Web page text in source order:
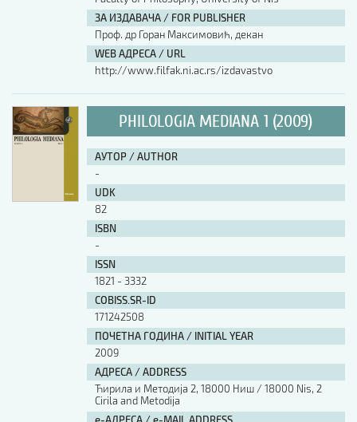
ЗА ИЗДАВАЧА / FOR PUBLISHER
Проф. др Горан Максимовић, декан
WEB АДРЕСА / URL
http://www.filfak.ni.ac.rs/izdavastvo
PHILOLOGIA MEDIANA 1 (2009)
АУТОР / AUTHOR
-
UDK
82
ISBN
-
ISSN
1821 - 3332
COBISS.SR-ID
171242508
ПОЧЕТНА ГОДИНА / INITIAL YEAR
2009
АДРЕСА / ADDRESS
Ћирила и Методија 2, 18000 Ниш / 18000 Nis, 2
Cirila and Metodija